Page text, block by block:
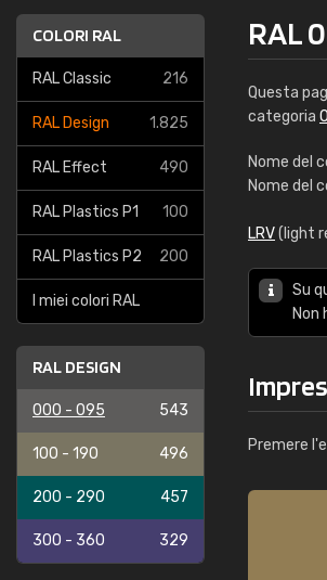
COLORI RAL
RAL Classic 216
RAL Design 1.825
RAL Effect 490
RAL Plastics P1 100
RAL Plastics P2 200
I miei colori RAL
RAL DESIGN
000 - 095 543
100 - 190 496
200 - 290 457
300 - 360 329
RAL
Questa
categoria
Nome del
Nome del
LRV(light
Su
Non
Premere